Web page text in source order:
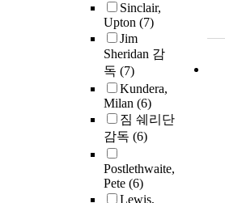
Sinclair,
Upton (7)
Jim
Sheridan 감
독 (7)
Kundera,
Milan (6)
짐 쉐리단
감독 (6)
Postlethwaite,
Pete (6)
Lewis,